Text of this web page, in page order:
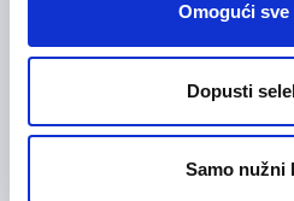
Omogući sve
Dopusti
Samo nužni
Sarajevo